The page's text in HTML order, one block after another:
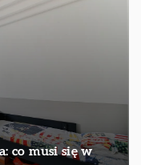
co musi się w